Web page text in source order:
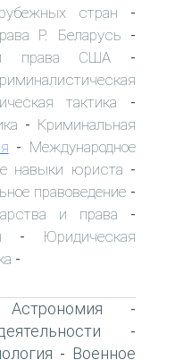
стран -
Р. Беларусь -
и права США -
тактика -
- Криминальная
- Международное
навыки юриста -
правоведение -
и права -
-
Юридическая
-
Астрономия -
-
- Военное